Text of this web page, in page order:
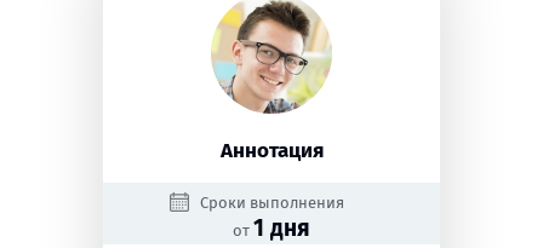
Аннотация
Сроки выполнения
от 1 дня